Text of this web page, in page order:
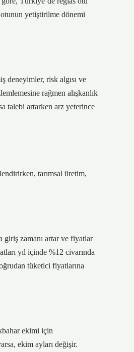
yetiştirilme dönemi
deneyimler, risk algısı ve
rağmen alışkanlık
talebi artarken arz yeterince
tarımsal üretim,
giriş zamanı artar ve fiyatlar
yıl içinde %12 civarında
tüketici fiyatlarına
ekimi için
ekim ayları değişir.